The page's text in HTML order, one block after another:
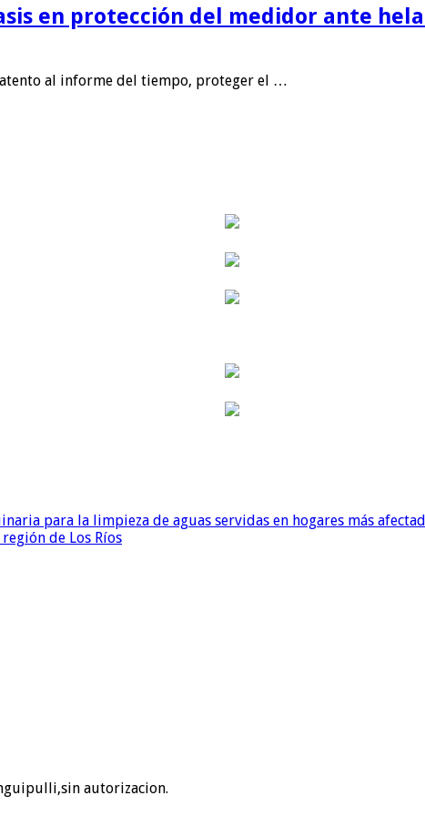
en protección del medidor ante
al informe del tiempo, proteger el …
para la limpieza de aguas servidas en hogares más
de Los Ríos
autorizacion.